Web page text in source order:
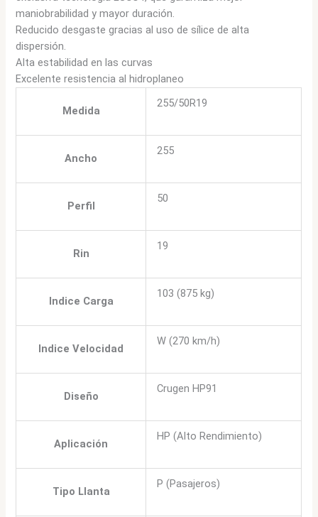
maniobrabilidad y mayor duración.
Reducido desgaste gracias al uso de sílice de alta
dispersión.
Alta estabilidad en las curvas
Excelente resistencia al hidroplaneo
Medida
255/50R19
Ancho
255
Perfil
50
Rin
19
Indice Carga
103 (875 kg)
Indice Velocidad
W (270 km/h)
Diseño
Crugen HP91
Aplicación
HP (Alto Rendimiento)
Tipo Llanta
P (Pasajeros)